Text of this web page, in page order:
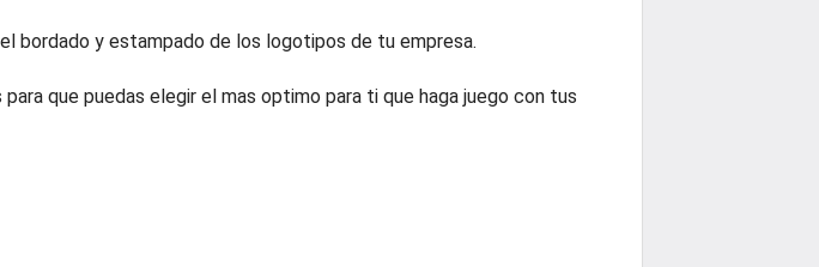
bordado y estampado de los logotipos de tu empresa.
que puedas elegir el mas optimo para ti que haga juego con tus